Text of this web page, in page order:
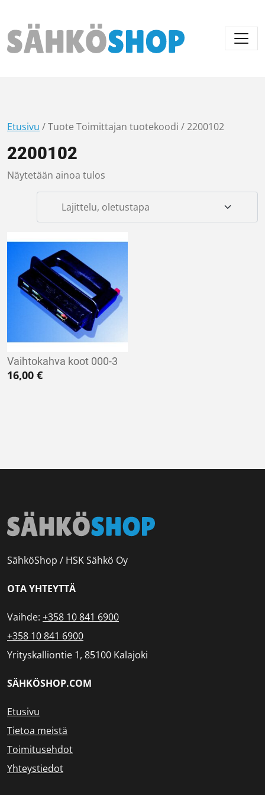
Päävalikko
Etusivu / Tuote Toimittajan tuotekoodi / 2200102
2200102
Näytetään ainoa tulos
Vaihtokahva koot 000-3
16,00 €
SähköShop / HSK Sähkö Oy
OTA YHTEYTTÄ
Vaihde: +358 10 841 6900
+358 10 841 6900
Yrityskalliontie 1, 85100 Kalajoki
SÄHKÖSHOP.COM
Etusivu
Tietoa meistä
Toimitusehdot
Yhteystiedot